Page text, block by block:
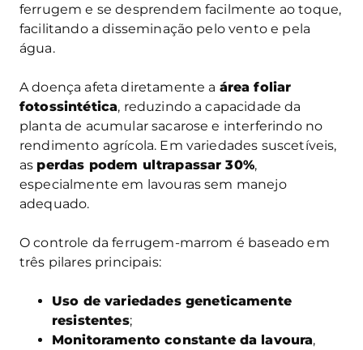
ferrugem e se desprendem facilmente ao toque,
facilitando a disseminação pelo vento e pela
água.
A doença afeta diretamente a área foliar
fotossintética, reduzindo a capacidade da
planta de acumular sacarose e interferindo no
rendimento agrícola. Em variedades suscetíveis,
as perdas podem ultrapassar 30%,
especialmente em lavouras sem manejo
adequado.
O controle da ferrugem-marrom é baseado em
três pilares principais:
Uso de variedades geneticamente
resistentes;
Monitoramento constante da lavoura,